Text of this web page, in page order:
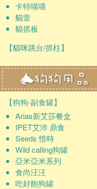
卡特喵喵
貓壹
貓抓板
【貓咪跳台/抓柱】
【狗狗-副食罐】
Arias新艾莎餐盒
IPET艾沛 鼎食
Seeds 惜時
Wild calling狗罐
亞米亞米系列
食尚汪汪
吃好飽狗罐